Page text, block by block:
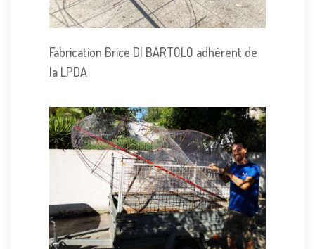
Fabrication Brice DI BARTOLO adhérent de
la LPDA